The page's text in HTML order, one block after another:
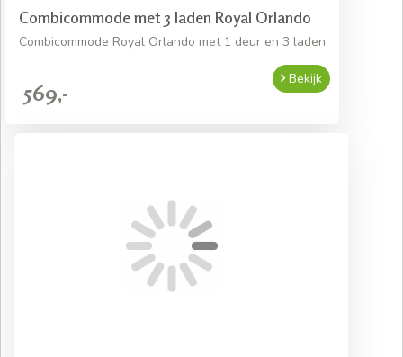
Combicommode met 3 laden Royal Orlando
Combicommode Royal Orlando met 1 deur en 3 laden
569,-
Bekijk